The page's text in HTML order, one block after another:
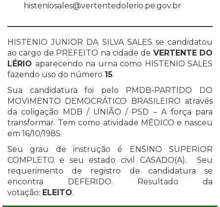
histeniosales@vertentedolerio.pe.gov.br
HISTENIO JUNIOR DA SILVA SALES se candidatou
ao cargo de PREFEITO na cidade de VERTENTE DO
LÉRIO aparecendo na urna como HISTENIO SALES
fazendo uso do número 15.
Sua candidatura foi pelo PMDB-PARTIDO DO
MOVIMENTO DEMOCRÁTICO BRASILEIRO através
da coligação MDB / UNIÃO / PSD – A força para
transformar. Tem como atividade MÉDICO e nasceu
em 16/10/1985.
Seu grau de instrução é ENSINO SUPERIOR
COMPLETO e seu estado civil CASADO(A). Seu
requerimento de registro de candidatura se
encontra DEFERIDO. Resultado da
votação: ELEITO.